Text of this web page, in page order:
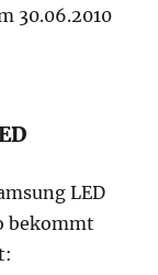
30.06.2010
LED
bekommt